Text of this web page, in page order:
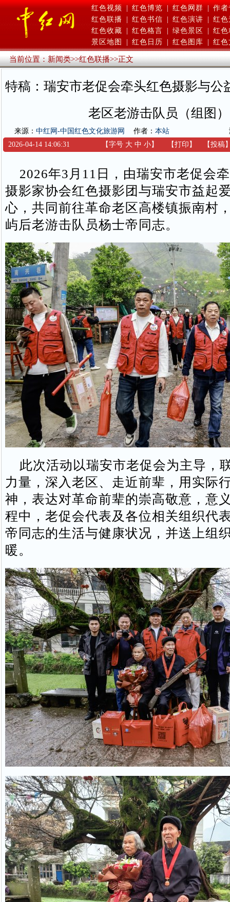
红色视频 | 红色博览 | 红色网群 | 作者
红色联播
红色书信 红色演讲
红色
红色收藏
红色格言 绿色景区
红色
景区地图
红色日历 红色图库 红色
当前位置：新闻类>>红色联播>>正文
特稿：瑞安市老促会牵头红色摄影与公
老区老游击队员（组图）
来源： 中红网-中国红色文化旅游网 作者： 本站
2026-04-14 14:06:31
【字号 大 中 小】 【打印 】 【投稿
2026年3月11日，由瑞安市老促会
摄影家协会红色摄影团与瑞安市益起
心，共同前往革命老区高楼镇振南村
屿后老游击队员杨士帝同志。
此次活动以瑞安市老促会为主导，
力量，深入老区、走近前辈，用实际
神，表达对革命前辈的崇高敬意，意
程中，老促会代表及各位相关组织代
帝同志的生活与健康状况，并送上组
暖。